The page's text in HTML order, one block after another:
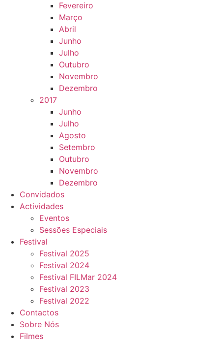
Fevereiro
Março
Abril
Junho
Julho
Outubro
Novembro
Dezembro
2017
Junho
Julho
Agosto
Setembro
Outubro
Novembro
Dezembro
Convidados
Actividades
Eventos
Sessões Especiais
Festival
Festival 2025
Festival 2024
Festival FILMar 2024
Festival 2023
Festival 2022
Contactos
Sobre Nós
Filmes